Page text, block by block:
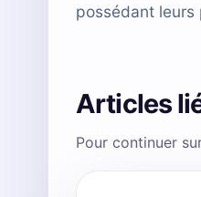
possédant
Articles
Pour continuer